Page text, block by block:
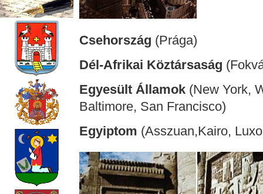
Csehország (Prága)
Dél-Afrikai Köztársaság
Egyesült Államok(New York,
Baltimore, San Francisco)
Egyiptom (Asszuan,Kairo,